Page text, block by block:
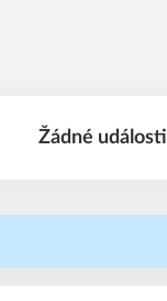
Žádné události